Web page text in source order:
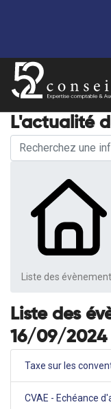
L'actualité
Liste des
Liste des
16/09/2024
Taxe sur les
CVAE - Echéance